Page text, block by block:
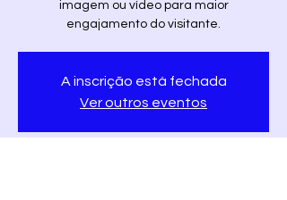
imagem ou vídeo para maior
engajamento do visitante.
A inscrição está fechada
Ver outros eventos